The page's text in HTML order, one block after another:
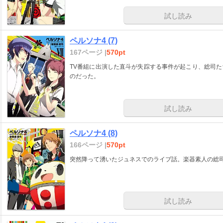
試し読み
ペルソナ4 (7)
167ページ |570pt
TV番組に出演した直斗が失踪する事件が起こり、総司
のだった。
試し読み
ペルソナ4 (8)
166ページ |570pt
突然降って湧いたジュネスでのライブ話。楽器素人の総
試し読み